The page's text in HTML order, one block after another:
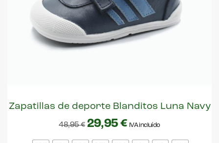
Zapatillas de deporte Blanditos Luna Navy
48,95€ 29,95€ IVA incluído